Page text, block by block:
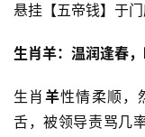
悬挂【五帝钱】于门
生肖羊：温润逢春
生肖 羊性情柔顺，
舌，被领导责骂几